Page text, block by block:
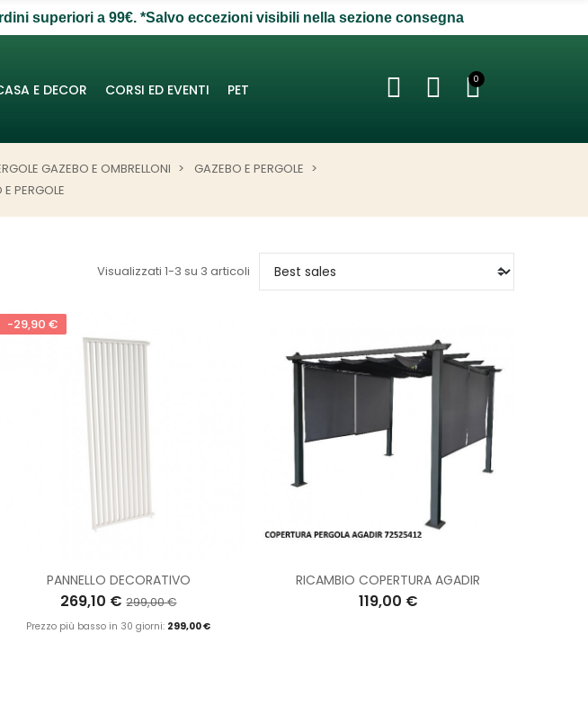
superiori a 99€. *Salvo eccezioni visibili nella sezione consegna
E DECOR CORSI ED EVENTI PET
0
GAZEBO E OMBRELLONI
GAZEBO E PERGOLE
PERGOLE
Visualizzati 1-3 su 3 articoli
-29,90 €
PANNELLO DECORATIVO
269,10 €299,00 €
Prezzo più basso in 30 giorni: 299,00 €
RICAMBIO COPERTURA AGADIR
119,00 €